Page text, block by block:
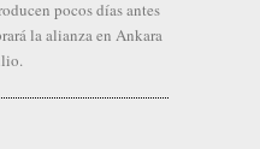
pocos días antes
la alianza en Ankara